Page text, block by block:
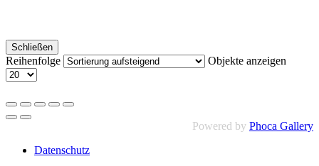
Schließen
Reihenfolge Objekte anzeigen
Powered by Phoca Gallery
Datenschutz